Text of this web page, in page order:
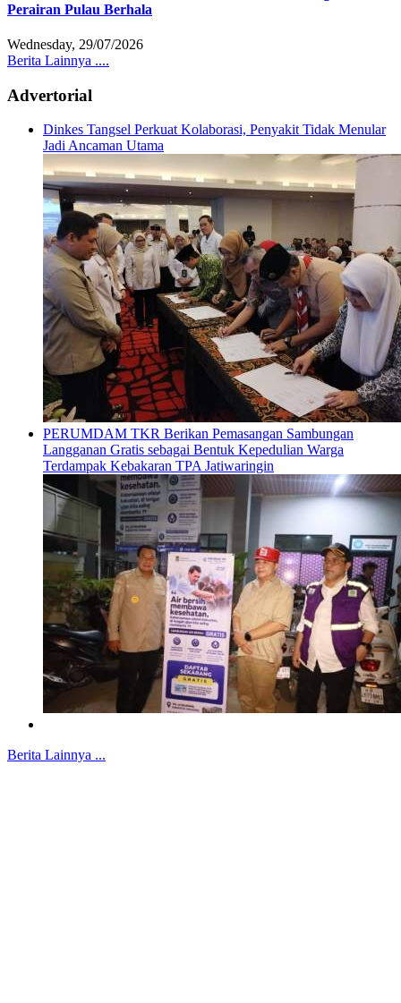
Perairan Pulau Berhala
Wednesday, 29/07/2026
Berita Lainnya ....
Advertorial
Dinkes Tangsel Perkuat Kolaborasi, Penyakit Tidak Menular
Jadi Ancaman Utama
PERUMDAM TKR Berikan Pemasangan Sambungan
Langganan Gratis sebagai Bentuk Kepedulian Warga
Terdampak Kebakaran TPA Jatiwaringin
Berita Lainnya ...